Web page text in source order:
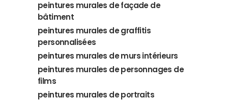
peintures murales de façade de
bâtiment
peintures murales de graffitis
personnalisées
peintures murales de murs intérieurs
peintures murales de personnages de
films
peintures murales de portraits